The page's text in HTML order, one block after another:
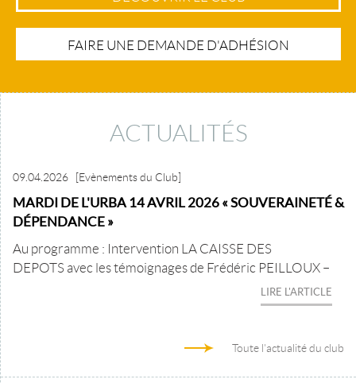
FAIRE UNE DEMANDE D'ADHÉSION
ACTUALITÉS
09.04.2026 [Evènements du Club]
MARDI DE L'URBA 14 AVRIL 2026 « SOUVERAINETÉ &
DÉPENDANCE »
Au programme : Intervention LA CAISSE DES
DEPOTS avec les témoignages de Frédéric PEILLOUX –
LIRE L'ARTICLE
Toute l'actualité du club